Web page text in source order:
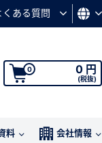
くある質問
0 0 円
(税抜)
料 会社情報